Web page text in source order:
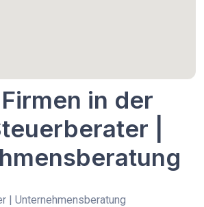
in der
|
| Unternehmensberatung